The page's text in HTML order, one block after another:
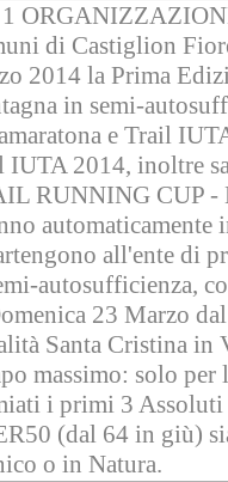
di Castiglion
2014 la Prima
in semi-
e Trail
IUTA 2014, inoltre
RUNNING CUP -
all'ente di
autosufficienza,
23 Marzo
Santa Cristina
massimo: solo
i primi 3
(dal 64 in giù)
o in Natura.